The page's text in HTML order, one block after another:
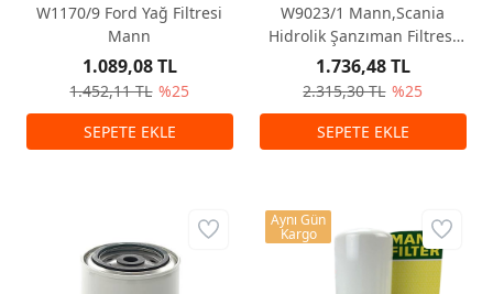
W1170/9 Ford Yağ Filtresi
Mann
1.452,11 TL %25
1.089,08 TL
W9023/1 Mann,Scania
Hidrolik Şanzıman Filtresi
Mann
2.315,30 TL %25
1.736,48 TL
Aynı Gün
Kargo